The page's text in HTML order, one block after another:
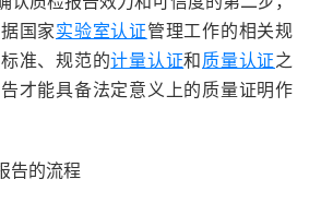
国家实验室认证管理工作的相关规
准、规范的计量认证和质量认证之
才能具备法定意义上的质量证明作